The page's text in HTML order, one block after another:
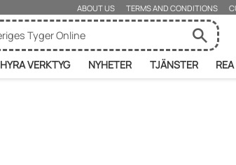
ABOUT US TERMS AND CONDITIONS
HYRA VERKTYG NYHETER TJÄNSTER REA